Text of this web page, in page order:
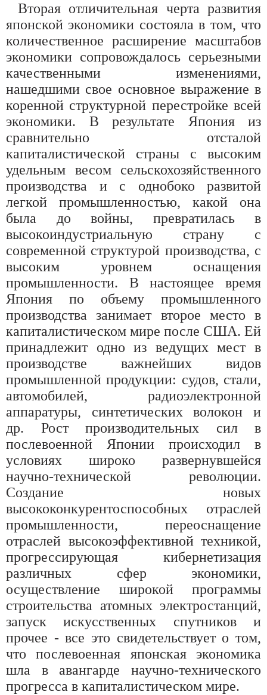
Вторая отличительная черта развития
японской экономики состояла в том, что
количественное расширение масштабов
экономики сопровождалось серьезными
качественными изменениями,
нашедшими свое основное выражение в
коренной структурной перестройке всей
экономики. В результате Япония из
сравнительно отсталой
капиталистической страны с высоким
удельным весом сельскохозяйственного
производства и с однобоко развитой
легкой промышленностью, какой она
была до войны, превратилась в
высокоиндустриальную страну с
современной структурой производства, с
высоким уровнем оснащения
промышленности. В настоящее время
Япония по объему промышленного
производства занимает второе место в
капиталистическом мире после США. Ей
принадлежит одно из ведущих мест в
производстве важнейших видов
промышленной продукции: судов, стали,
автомобилей, радиоэлектронной
аппаратуры, синтетических волокон и
др. Рост производительных сил в
послевоенной Японии происходил в
условиях широко развернувшейся
научно-технической революции.
Создание новых
высококонкурентоспособных отраслей
промышленности, переоснащение
отраслей высокоэффективной техникой,
прогрессирующая кибернетизация
различных сфер экономики,
осуществление широкой программы
строительства атомных электростанций,
запуск искусственных спутников и
прочее - все это свидетельствует о том,
что послевоенная японская экономика
шла в авангарде научно-технического
прогресса в капиталистическом мире.